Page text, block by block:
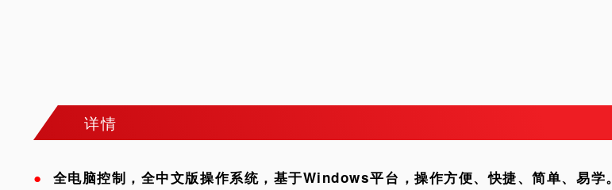
详情
● 全电脑控制，全中文版操作系统，基于Windows平台，操作方便、快捷、简单、易学。